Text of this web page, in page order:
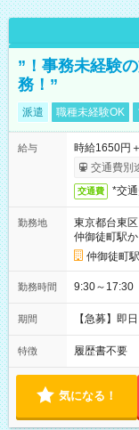
”！事務未経験
務！”
派遣 職種未経験OK
給与
時給1650円
交通費別
交通費 *交
勤務地
東京都台東区
仲御徒町駅
仲御徒町
勤務時間 9:30～17:30
期間 【急募】即
特徴 履歴書不要
気になる！